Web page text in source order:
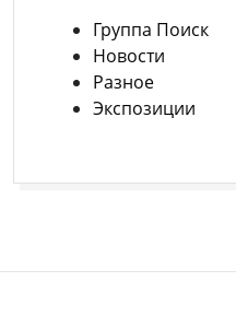
Группа Поиск
Новости
Разное
Экспозиции